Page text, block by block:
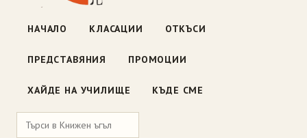
НАЧАЛО КЛАСАЦИИ ОТКЪСИ
ПРЕДСТАВЯНИЯ ПРОМОЦИИ
ХАЙДЕ НА УЧИЛИЩЕ КЪДЕ СМЕ